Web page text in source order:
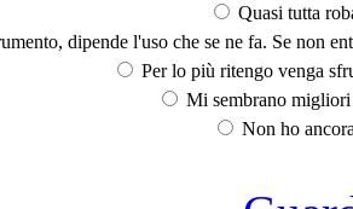
Quasi tutta
dipende l'uso che se ne fa. Se non
Per lo più ritengo venga
Mi sembrano
Non ho